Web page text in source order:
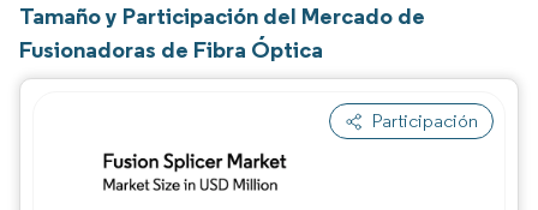
Tamaño y Participación del Mercado de
Fusionadoras de Fibra Óptica
Participación